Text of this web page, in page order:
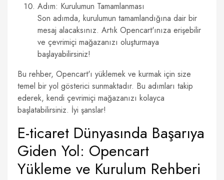
Adım: Kurulumun Tamamlanması
Son adımda, kurulumun tamamlandığına dair bir
mesaj alacaksınız. Artık Opencart'ınıza erişebilir
ve çevrimiçi mağazanızı oluşturmaya
başlayabilirsiniz!
Bu rehber, Opencart'ı yüklemek ve kurmak için size
temel bir yol gösterici sunmaktadır. Bu adımları takip
ederek, kendi çevrimiçi mağazanızı kolayca
başlatabilirsiniz. İyi şanslar!
E-ticaret Dünyasında Başarıya
Giden Yol: Opencart
Yükleme ve Kurulum Rehberi